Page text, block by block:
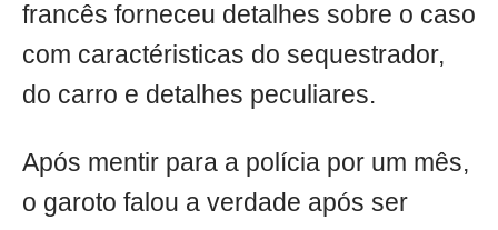
francês forneceu detalhes sobre o caso
com caractéristicas do sequestrador,
do carro e detalhes peculiares.
Após mentir para a polícia por um mês,
o garoto falou a verdade após ser